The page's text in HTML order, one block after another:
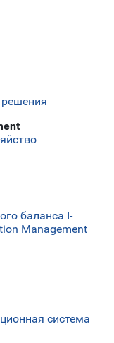
баланса I-
Management
система